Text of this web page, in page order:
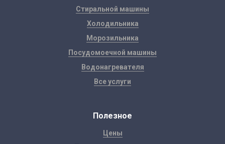
Стиральной машины
Холодильника
Морозильника
Посудомоечной машины
Водонагревателя
Все услуги
Полезное
Цены